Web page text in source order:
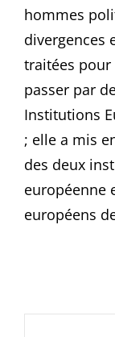
hommes
divergences
traitées
passer par
Institutions
; elle a mis
des deux
européenne
européens